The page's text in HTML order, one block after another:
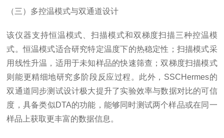
（三）多控温模式与双通道设计
该仪器支持恒温模式、扫描模式和双梯度扫描三种控温模
式。恒温模式适合研究特定温度下的热稳定性；扫描模式采
用线性升温，适用于未知样品的快速筛查；双梯度扫描模式
则能更精细地研究多阶段反应过程。此外，SSCHermes的
双通道同步测试设计极大提升了实验效率与数据对比的可信
度，具备类似DTA的功能，能够同时测试两个样品或在同一
样品上获取更丰富的数据信息。